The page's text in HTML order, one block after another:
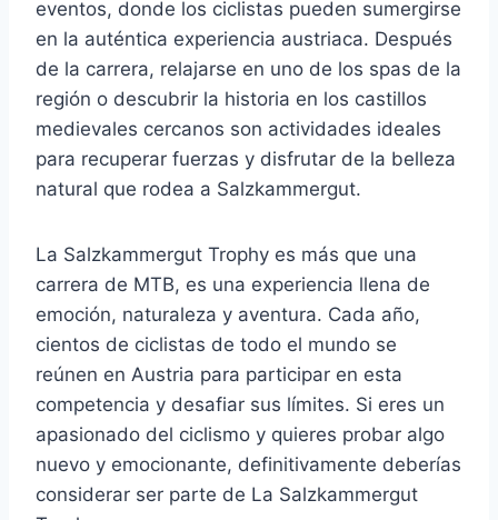
eventos, donde los ciclistas pueden sumergirse
en la auténtica experiencia austriaca. Después
de la carrera, relajarse en uno de los spas de la
región o descubrir la historia en los castillos
medievales cercanos son actividades ideales
para recuperar fuerzas y disfrutar de la belleza
natural que rodea a Salzkammergut.
La Salzkammergut Trophy es más que una
carrera de MTB, es una experiencia llena de
emoción, naturaleza y aventura. Cada año,
cientos de ciclistas de todo el mundo se
reúnen en Austria para participar en esta
competencia y desafiar sus límites. Si eres un
apasionado del ciclismo y quieres probar algo
nuevo y emocionante, definitivamente deberías
considerar ser parte de La Salzkammergut